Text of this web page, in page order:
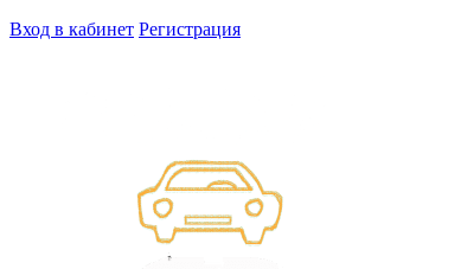
Вход в кабинет Регистрация